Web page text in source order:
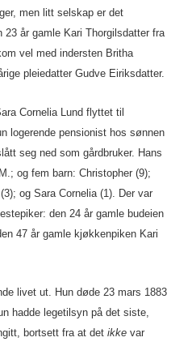
men litt selskap er det
år gamle Kari Thorgilsdatter fra
vel med indersten Britha
pleiedatter Gudve Eiriksdatter.
Cornelia Lund flyttet til
logerende pensionist hos sønnen
seg ned som gårdbruker. Hans
og fem barn: Christopher (9);
og Sara Cornelia (1). Der var
den 24 år gamle budeien
47 år gamle kjøkkenpiken Kari
livet ut. Hun døde 23 mars 1883
hadde legetilsyn på det siste,
bortsett fra at det ikke var